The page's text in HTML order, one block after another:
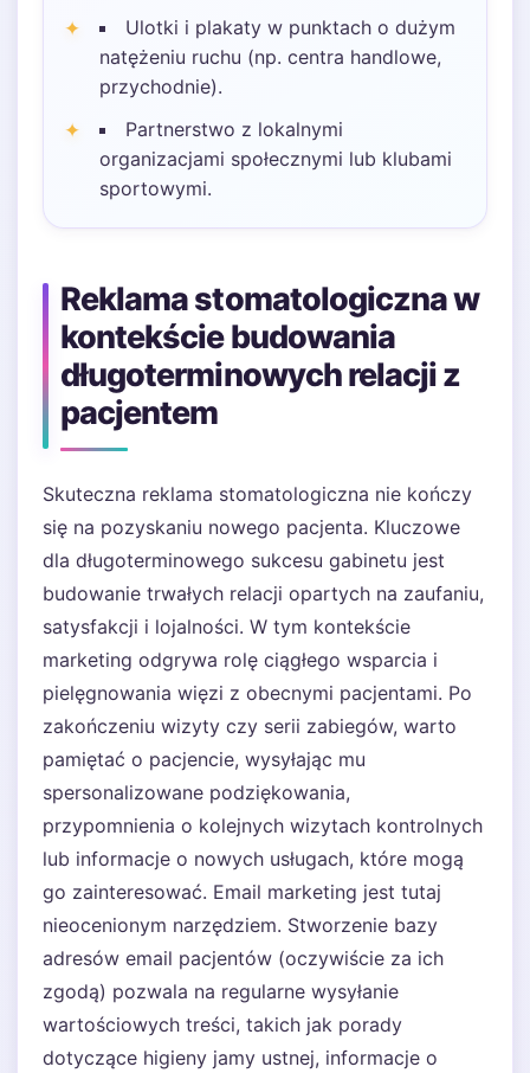
Ulotki i plakaty w punktach o dużym
natężeniu ruchu (np. centra handlowe,
przychodnie).
Partnerstwo z lokalnymi
organizacjami społecznymi lub klubami
sportowymi.
Reklama stomatologiczna w
kontekście budowania
długoterminowych relacji z
pacjentem
Skuteczna reklama stomatologiczna nie kończy
się na pozyskaniu nowego pacjenta. Kluczowe
dla długoterminowego sukcesu gabinetu jest
budowanie trwałych relacji opartych na zaufaniu,
satysfakcji i lojalności. W tym kontekście
marketing odgrywa rolę ciągłego wsparcia i
pielęgnowania więzi z obecnymi pacjentami. Po
zakończeniu wizyty czy serii zabiegów, warto
pamiętać o pacjencie, wysyłając mu
spersonalizowane podziękowania,
przypomnienia o kolejnych wizytach kontrolnych
lub informacje o nowych usługach, które mogą
go zainteresować. Email marketing jest tutaj
nieocenionym narzędziem. Stworzenie bazy
adresów email pacjentów (oczywiście za ich
zgodą) pozwala na regularne wysyłanie
wartościowych treści, takich jak porady
dotyczące higieny jamy ustnej, informacje o